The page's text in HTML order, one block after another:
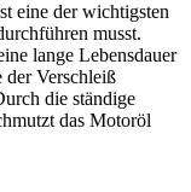
eine der wichtigsten
musst.
lange Lebensdauer
Verschleiß
die ständige
das Motoröl